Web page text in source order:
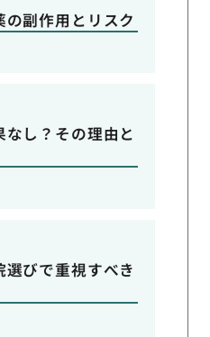
副作用とリスク
し？その理由と
びで重視すべき